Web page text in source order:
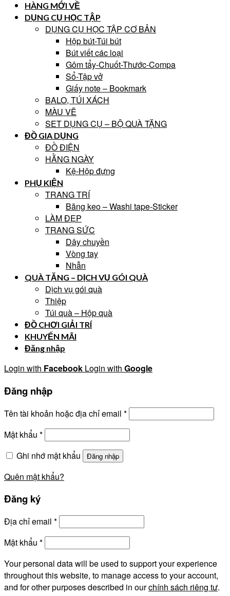
HÀNG MỚI VỀ
DỤNG CỤ HỌC TẬP
DỤNG CỤ HỌC TẬP CƠ BẢN
Hộp bút-Túi bút
Bút viết các loại
Gôm tẩy-Chuốt-Thước-Compa
Sổ-Tập vở
Giấy note – Bookmark
BALO, TÚI XÁCH
MÀU VẼ
SET DỤNG CỤ – BỘ QUÀ TẶNG
ĐỒ GIA DỤNG
ĐỒ ĐIỆN
HẰNG NGÀY
Kệ-Hộp đựng
PHỤ KIỆN
TRANG TRÍ
Băng keo – Washi tape-Sticker
LÀM ĐẸP
TRANG SỨC
Dây chuyền
Vòng tay
Nhẫn
QUÀ TẶNG – DỊCH VỤ GÓI QUÀ
Dịch vụ gói quà
Thiệp
Túi quà – Hộp quà
ĐỒ CHƠI GIẢI TRÍ
KHUYẾN MÃI
Đăng nhập
Login with Facebook Login with Google
Đăng nhập
Tên tài khoản hoặc địa chỉ email *
Mật khẩu *
Ghi nhớ mật khẩu
Đăng nhập
Quên mật khẩu?
Đăng ký
Địa chỉ email *
Mật khẩu *
Your personal data will be used to support your experience
throughout this website, to manage access to your account,
and for other purposes described in ourchính sách riêng tư.